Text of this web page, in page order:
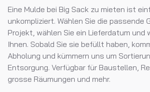
Eine Mulde bei Big Sack zu mieten ist
unkompliziert. Wählen Sie die passende
Projekt, wählen Sie ein Lieferdatum und
Ihnen. Sobald Sie sie befüllt haben,
Abholung und kümmern uns um
Entsorgung. Verfügbar für Baustellen,
grosse Räumungen und mehr.